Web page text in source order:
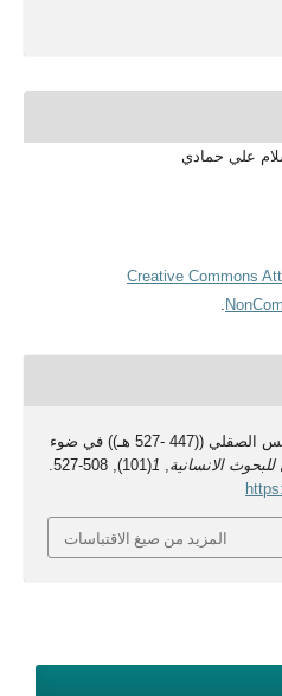
Creative Commons
.
الخيال البيئي في شعر ابن حمديس الصقلي ((447 -527 هـ)) في ضوء
الانسانية,
1
(101), 508-527.
المزيد من صيغ الاقتباسات